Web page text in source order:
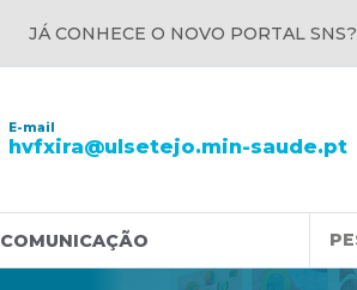
JÁ CONHECE O NOVO PORTAL SNS?
E-mail
hvfxira@ulsetejo.min-saude.pt
COMUNICAÇÃO
Query